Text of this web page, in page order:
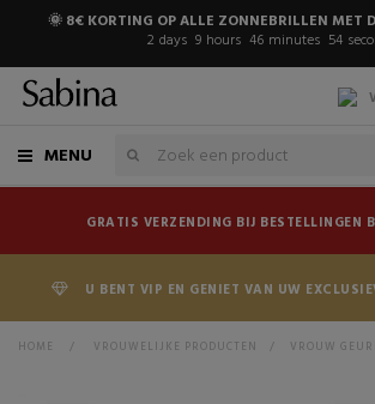
🌞 8€ KORTING OP ALLE ZONNEBRILLEN MET
2 days 9 hours 46 minutes 53
MENU
GRATIS VERZENDING BIJ BESTELLINGEN
U BENT VIP EN GENIET VAN UW
HOME > VROUWELIJKE PRODUCTEN > VROUW